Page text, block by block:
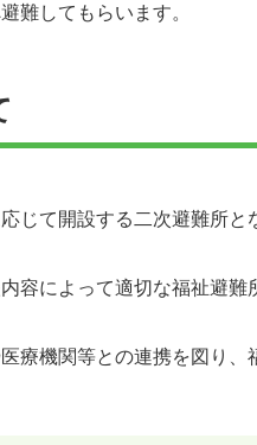
難してもらいます。
じて開設する二次避難所と
容によって適切な福祉避難
療機関等との連携を図り、